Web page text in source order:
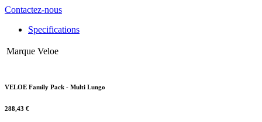
Contactez-nous
Specifications
Marque Veloe
VELOE Family Pack - Multi Lungo
288,43 €